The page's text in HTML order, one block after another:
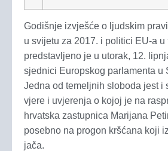
Godišnje izvješće o ljudskim
u svijetu za 2017. i politici EU-a u
predstavljeno je u utorak, 12.
sjednici Europskog parlamenta u
Jedna od temeljnih sloboda jest i
vjere i uvjerenja o kojoj je na
hrvatska zastupnica Marijana
posebno na progon kršćana koji
jača.